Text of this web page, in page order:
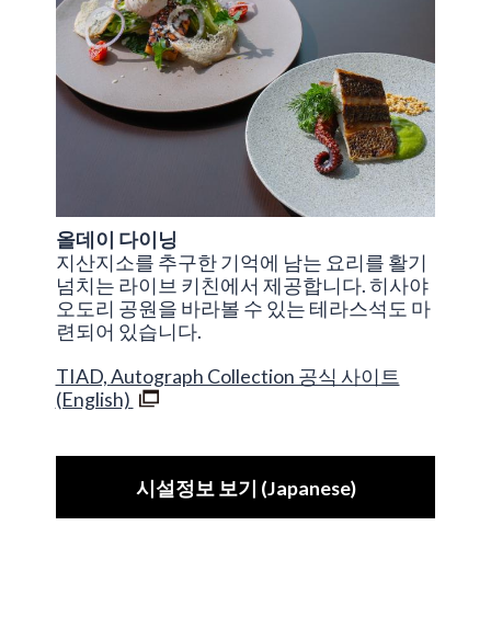
올데이 다이닝
지산지소를 추구한 기억에 남는 요리를 활기
넘치는 라이브 키친에서 제공합니다. 히사야
오도리 공원을 바라볼 수 있는 테라스석도 마
련되어 있습니다.
TIAD, Autograph Collection 공식 사이트
(English)
시설정보 보기 (Japanese)